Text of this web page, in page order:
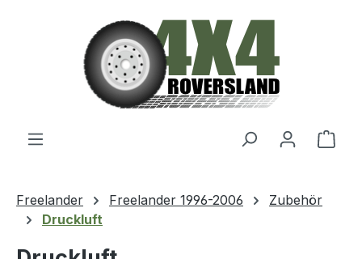
Zum Hauptinhalt springen
Freelander Freelander 1996-2006
Zubehör
Druckluft